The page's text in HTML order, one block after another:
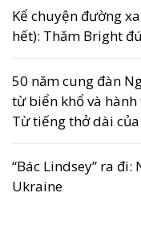
Kể chuyện đường
hết): Thăm Bright
50 năm cung đàn
từ biển khổ và
Từ tiếng thở dài
“Bác Lindsey” ra
Ukraine